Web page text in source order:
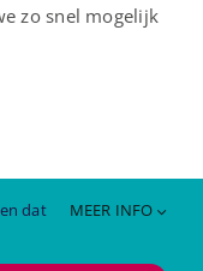
zo snel mogelijk
dat
MEER INFO